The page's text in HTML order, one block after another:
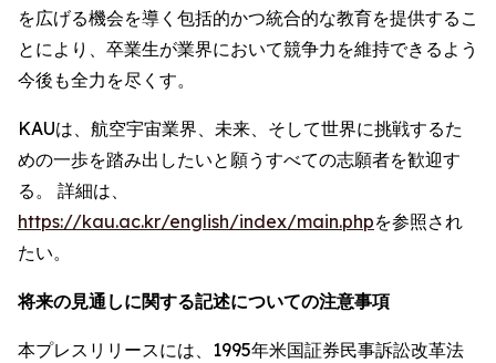
を広げる機会を導く包括的かつ統合的な教育を提供するこ
とにより、卒業生が業界において競争力を維持できるよう
今後も全力を尽くす。
KAUは、航空宇宙業界、未来、そして世界に挑戦するた
めの一歩を踏み出したいと願うすべての志願者を歓迎す
る。 詳細は、
https://kau.ac.kr/english/index/main.phpを参照され
たい。
将来の見通しに関する記述についての注意事項
本プレスリリースには、1995年米国証券民事訴訟改革法